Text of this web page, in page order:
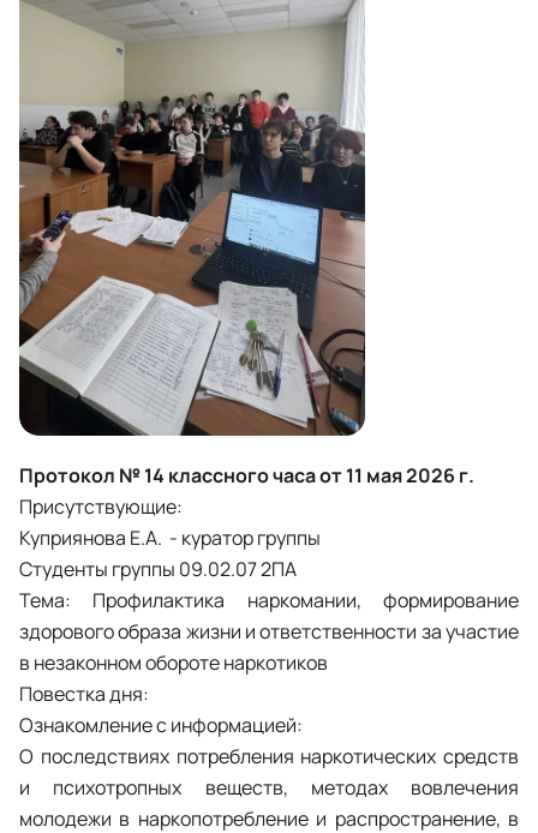
Протокол № 14 классного часа от 11 мая 2026 г.
Присутствующие:
Куприянова Е.А. - куратор группы
Студенты группы 09.02.07 2ПА
Тема: Профилактика наркомании, формирование
здорового образа жизни и ответственности за участие
в незаконном обороте наркотиков
Повестка дня:
Ознакомление с информацией:
О последствиях потребления наркотических средств
и психотропных веществ, методах вовлечения
молодежи в наркопотребление и распространение, в